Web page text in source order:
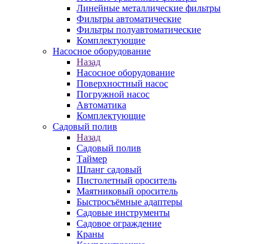
Линейные металлические фильтры
Фильтры автоматические
Фильтры полуавтоматические
Комплектующие
Насосное оборудование
Назад
Насосное оборудование
Поверхностный насос
Погружной насос
Автоматика
Комплектующие
Садовый полив
Назад
Садовый полив
Таймер
Шланг садовый
Пистолетный ороситель
Маятниковый ороситель
Быстросъёмные адаптеры
Садовые инструменты
Садовое ограждение
Краны